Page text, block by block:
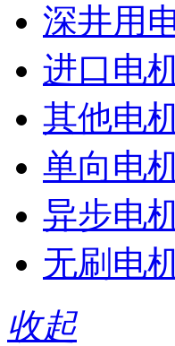
深井用
进口电
其他电
单向电
异步电
无刷电
收起